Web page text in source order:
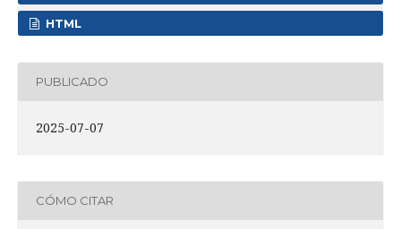
HTML
PUBLICADO
2025-07-07
CÓMO CITAR